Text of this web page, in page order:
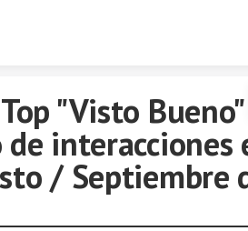
"Visto Bueno"
interacciones
/ Septiembre